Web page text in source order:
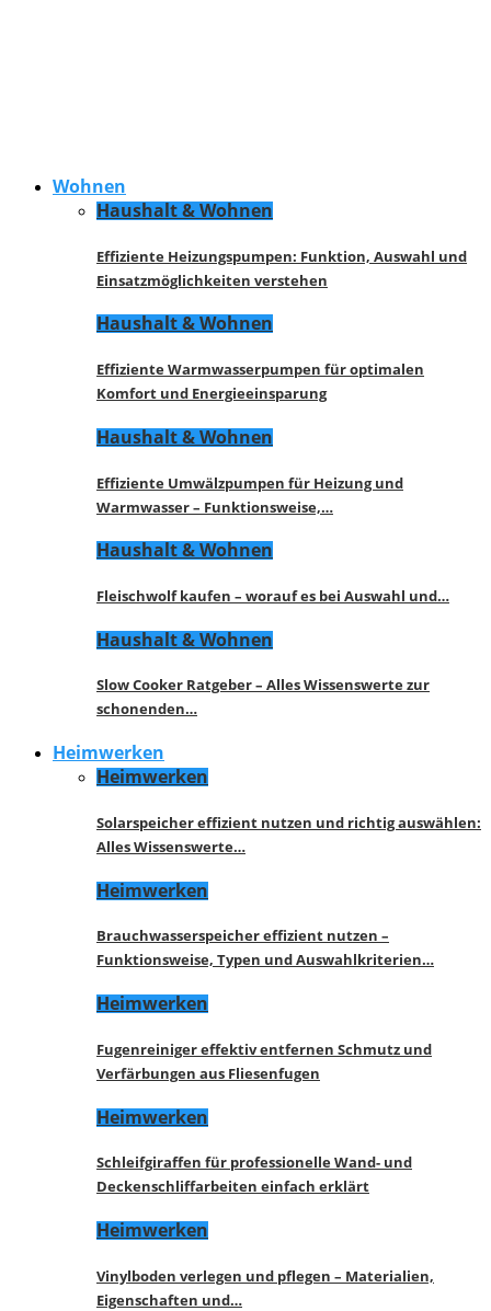
Wohnen
Haushalt & Wohnen
Effiziente Heizungspumpen: Funktion, Auswahl und
Einsatzmöglichkeiten verstehen
Haushalt & Wohnen
Effiziente Warmwasserpumpen für optimalen
Komfort und Energieeinsparung
Haushalt & Wohnen
Effiziente Umwälzpumpen für Heizung und
Warmwasser – Funktionsweise,…
Haushalt & Wohnen
Fleischwolf kaufen – worauf es bei Auswahl und…
Haushalt & Wohnen
Slow Cooker Ratgeber – Alles Wissenswerte zur
schonenden…
Heimwerken
Heimwerken
Solarspeicher effizient nutzen und richtig auswählen:
Alles Wissenswerte…
Heimwerken
Brauchwasserspeicher effizient nutzen –
Funktionsweise, Typen und Auswahlkriterien…
Heimwerken
Fugenreiniger effektiv entfernen Schmutz und
Verfärbungen aus Fliesenfugen
Heimwerken
Schleifgiraffen für professionelle Wand- und
Deckenschliffarbeiten einfach erklärt
Heimwerken
Vinylboden verlegen und pflegen – Materialien,
Eigenschaften und…